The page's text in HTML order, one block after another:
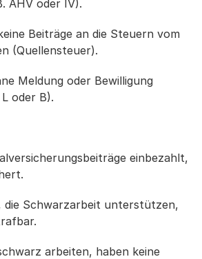
AHV oder IV).
Beiträge an die Steuern vom
(Quellensteuer).
Meldung oder Bewilligung
oder B).
einbezahlt,
die Schwarzarbeit unterstützen,
arbeiten, haben keine